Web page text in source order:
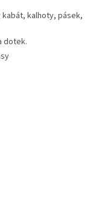
kabát, kalhoty, pásek,
dotek.